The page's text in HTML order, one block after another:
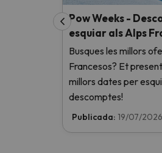
Pow Weeks -
esquiar als Alps
Busques les millors
Francesos? Et
millors dates per
descomptes!
Publicada: 19/07/2026